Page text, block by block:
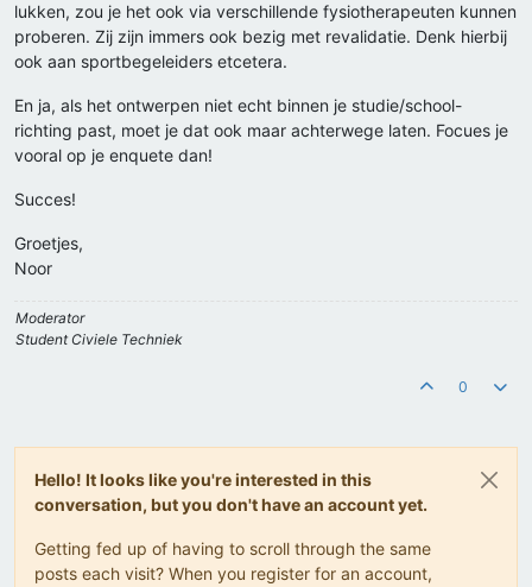
lukken, zou je het ook via verschillende fysiotherapeuten kunnen
proberen. Zij zijn immers ook bezig met revalidatie. Denk hierbij
ook aan sportbegeleiders etcetera.
En ja, als het ontwerpen niet echt binnen je studie/school-
richting past, moet je dat ook maar achterwege laten. Focues je
vooral op je enquete dan!
Succes!
Groetjes,
Noor
Moderator
Student Civiele Techniek
0
Hello! It looks like you're interested in this
conversation, but you don't have an account yet.
Getting fed up of having to scroll through the same
posts each visit? When you register for an account,